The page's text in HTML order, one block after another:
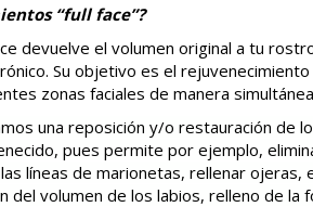
“full face”?
devuelve el volumen original a tu
Su objetivo es el
zonas faciales de manera
una reposición y/o restauración de
pues permite por ejemplo,
líneas de marionetas, rellenar
del volumen de los labios, relleno de la